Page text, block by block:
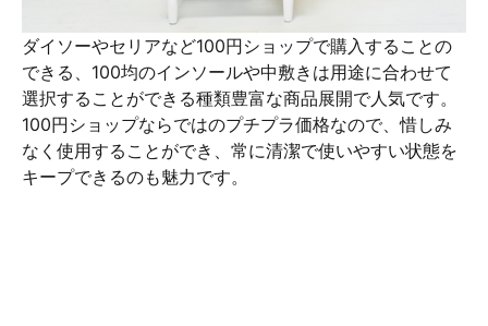
ダイソーやセリアなど100円ショップで購入することの
できる、100均のインソールや中敷きは用途に合わせて
選択することができる種類豊富な商品展開で人気です。
100円ショップならではのプチプラ価格なので、惜しみ
なく使用することができ、常に清潔で使いやすい状態を
キープできるのも魅力です。